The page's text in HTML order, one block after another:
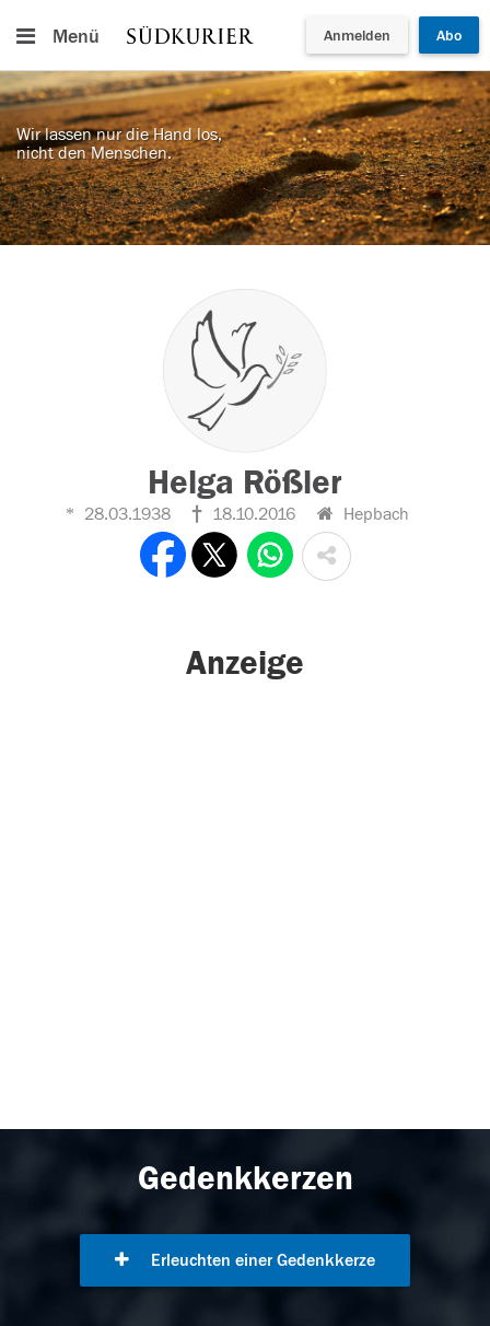
Menü Anmelden Abo
Wir lassen nur die Hand los,
nicht den Menschen.
Helga Rößler
28.03.1938 18.10.2016 Hepbach
Anzeige
Gedenkkerzen
Erleuchten einer Gedenkkerze